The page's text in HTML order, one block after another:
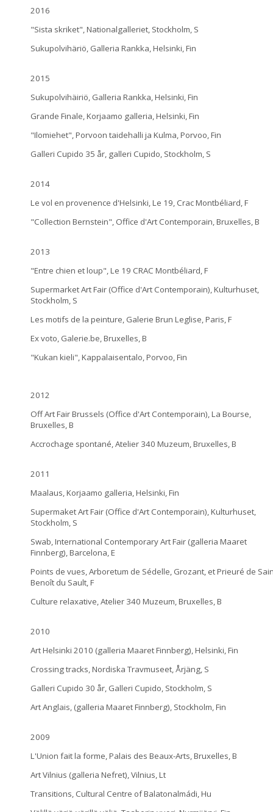
2016
"Sista skriket", Nationalgalleriet, Stockholm, S
Sukupolvihäriö, Galleria Rankka, Helsinki, Fin
2015
Sukupolvihäiriö, Galleria Rankka, Helsinki, Fin
Grande Finale, Korjaamo galleria, Helsinki, Fin
"Ilomiehet", Porvoon taidehalli ja Kulma, Porvoo, Fin
Galleri Cupido 35 år, galleri Cupido, Stockholm, S
2014
Le vol en provenence d'Helsinki, Le 19, Crac Montbéliard, F
"Collection Bernstein", Office d'Art Contemporain, Bruxelles, B
2013
"Entre chien et loup", Le 19 CRAC Montbéliard, F
Supermarket Art Fair (Office d'Art Contemporain), Kulturhuset,
Stockholm, S
Les motifs de la peinture, Galerie Brun Leglise, Paris, F
Ex voto, Galerie.be, Bruxelles, B
"Kukan kieli", Kappalaisentalo, Porvoo, Fin
2012
Off Art Fair Brussels (Office d'Art Contemporain), La Bourse,
Bruxelles, B
Accrochage spontané, Atelier 340 Muzeum, Bruxelles, B
2011
Maalaus, Korjaamo galleria, Helsinki, Fin
Supermaket Art Fair (Office d'Art Contemporain), Kulturhuset,
Stockholm, S
Swab, International Contemporary Art Fair (galleria Maaret
Finnberg), Barcelona, E
Points de vues, Arboretum de Sédelle, Grozant, et Prieuré de
Benoît du Sault, F
Culture relaxative, Atelier 340 Muzeum, Bruxelles, B
2010
Art Helsinki 2010 (galleria Maaret Finnberg), Helsinki, Fin
Crossing tracks, Nordiska Travmuseet, Årjäng, S
Galleri Cupido 30 år, Galleri Cupido, Stockholm, S
Art Anglais, (galleria Maaret Finnberg), Stockholm, Fin
2009
L'Union fait la forme, Palais des Beaux-Arts, Bruxelles, B
Art Vilnius (galleria Nefret), Vilnius, Lt
Transitions, Cultural Centre of Balatonalmádi, Hu